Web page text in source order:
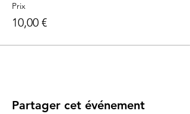
l'importance des siestes, le rythme de
journée, les outils d'éveils favorisant le
des dernières avancées en
Prix
10,00 €
Partager cet événement